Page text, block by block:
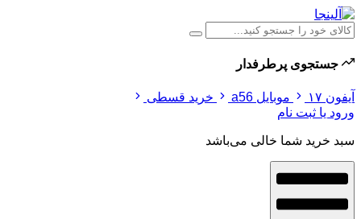
جستجوی پرطرفدار
آیفون ۱۷ موبایل a56
خرید قسطی
ورود یا ثبت نام
سبد خرید شما خالی می‌باشد